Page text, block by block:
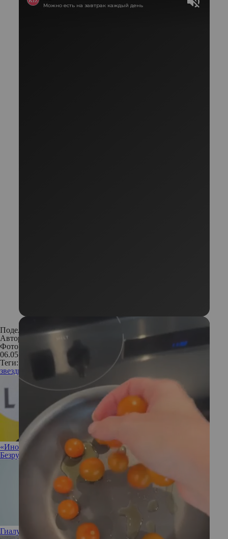
Поделиться:
Автор:
Анастасия Кошелкина
Фото: Instagram
06.05.2020
Теги:
звезды
«Иногда полезно разрешить себе ничего не делать»: Ирина
Безрукова не против прокрастинации
Гиалуроновая кислота: полезна или вредна